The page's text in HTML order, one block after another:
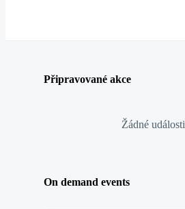
Připravované akce
Žádné události
On demand events